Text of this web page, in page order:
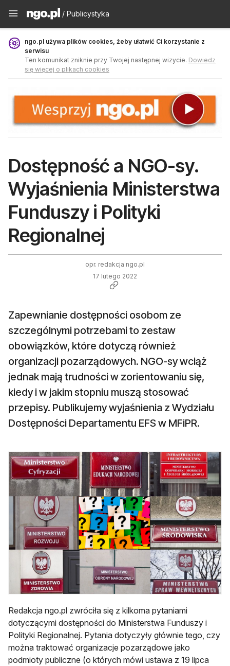
Publicystyka - ngo.pl
/ Publicystyka
ngo.pl używa plików cookies, żeby ułatwić Ci korzystanie z
serwisu
Ten komunikat zniknie przy Twojej następnej wizycie. Dowiedz
się więcej o plikach cookies
Dostępność a NGO-sy.
Wyjaśnienia Ministerstwa
Funduszy i Polityki
Regionalnej
opr. redakcja ngo.pl
17 lutego 2022
Zapewnianie dostępności osobom ze
szczególnymi potrzebami to zestaw
obowiązków, które dotyczą również
organizacji pozarządowych. NGO-sy wciąż
jednak mają trudności w zorientowaniu się,
kiedy i w jakim stopniu muszą stosować
przepisy. Publikujemy wyjaśnienia z Wydziału
Dostępności Departamentu EFS w MFiPR.
Redakcja ngo.pl zwróciła się z kilkoma pytaniami
dotyczącymi dostępności do Ministerstwa Funduszy i
Polityki Regionalnej. Pytania dotyczyły głównie tego, czy
można traktować organizacje pozarządowe jako
podmioty publiczne (o których mówi ustawa z 19 lipca